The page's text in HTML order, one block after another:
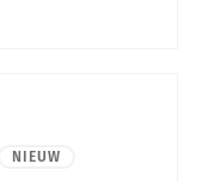
NIEUW